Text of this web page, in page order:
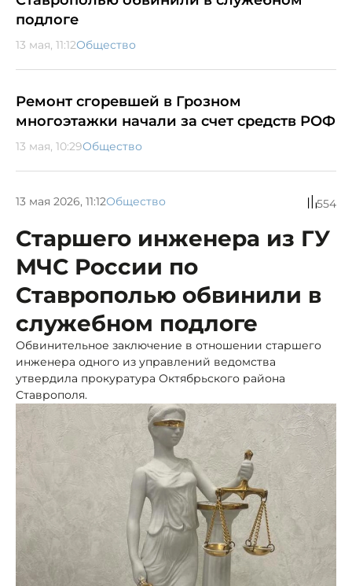
подлоге
13 мая, 11:12Общество
Ремонт сгоревшей в Грозном
многоэтажки начали за счет средств РОФ
13 мая, 10:29Общество
13 мая 2026, 11:12Общество 554
Старшего инженера из ГУ
МЧС России по
Ставрополью обвинили в
служебном подлоге
Обвинительное заключение в отношении старшего
инженера одного из управлений ведомства
утвердила прокуратура Октябрьского района
Ставрополя.